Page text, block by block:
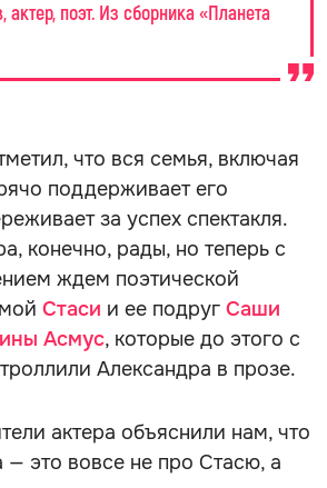
актер, поэт. Из сборника «Планета
что вся семья, включая
поддерживает его
за успех спектакля.
конечно, рады, но теперь с
ждем поэтической
Стаси и ее подруг Саши
Асмус, которые до этого с
Александра в прозе.
актера объяснили нам, что
это вовсе не про Стасю, а